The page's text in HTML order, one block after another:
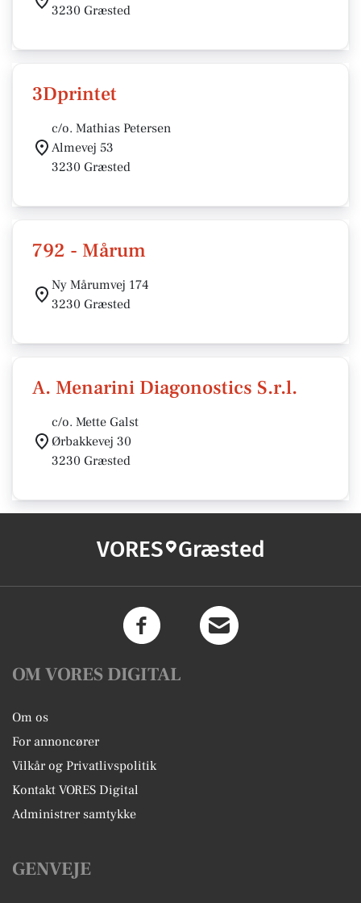
3230 Græsted
3Dprintet
c/o. Mathias Petersen
Almevej 53
3230 Græsted
792 - Mårum
Ny Mårumvej 174
3230 Græsted
A. Menarini Diagonostics S.r.l.
c/o. Mette Galst
Ørbakkevej 30
3230 Græsted
VORES Græsted
OM VORES DIGITAL
Om os
For annoncører
Vilkår og Privatlivspolitik
Kontakt VORES Digital
Administrer samtykke
GENVEJE